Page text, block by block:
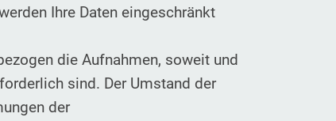
Ihre Daten eingeschränkt
die Aufnahmen, soweit und
sind. Der Umstand der
der